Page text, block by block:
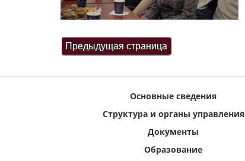
Основные сведения
Структура и органы управления
Документы
Образование